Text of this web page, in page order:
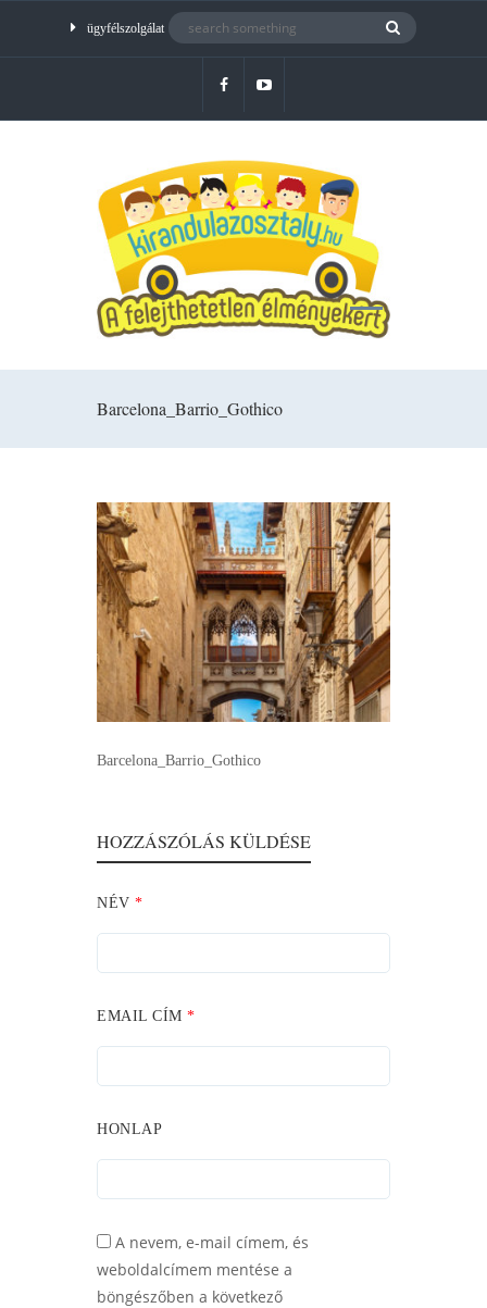
ügyfélszolgálat
Barcelona_Barrio_Gothico
Barcelona_Barrio_Gothico
HOZZÁSZÓLÁS KÜLDÉSE
NÉV *
EMAIL CÍM *
HONLAP
A nevem, e-mail címem, és
weboldalcímem mentése a
böngészőben a következő